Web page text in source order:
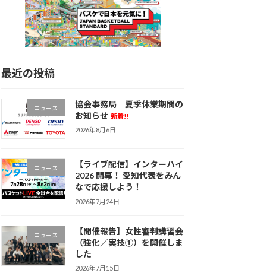
最近の投稿
ニュース
協会事務局 夏季休業期間の
お知らせ 新着!!
2026年8月6日
ニュース
【ライブ配信】インターハイ
2026 開幕！ 愛知代表をみん
なで応援しよう！
2026年7月24日
ニュース
【開催報告】女性審判講習会
（強化／実技①）を開催しま
した
2026年7月15日